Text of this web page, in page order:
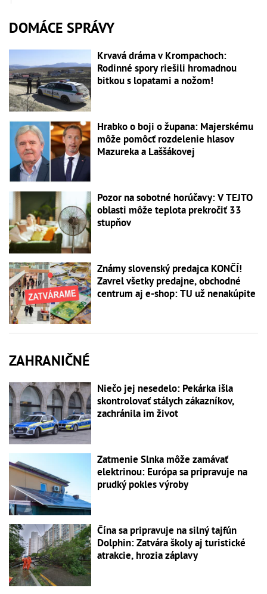
DOMÁCE SPRÁVY
Krvavá dráma v Krompachoch:
Rodinné spory riešili hromadnou
bitkou s lopatami a nožom!
Hrabko o boji o župana: Majerskému
môže pomôcť rozdelenie hlasov
Mazureka a Laššákovej
Pozor na sobotné horúčavy: V TEJTO
oblasti môže teplota prekročiť 33
stupňov
Známy slovenský predajca KONČÍ!
Zavrel všetky predajne, obchodné
centrum aj e-shop: TU už nenakúpite
ZAHRANIČNÉ
Niečo jej nesedelo: Pekárka išla
skontrolovať stálych zákazníkov,
zachránila im život
Zatmenie Slnka môže zamávať
elektrinou: Európa sa pripravuje na
prudký pokles výroby
Čína sa pripravuje na silný tajfún
Dolphin: Zatvára školy aj turistické
atrakcie, hrozia záplavy